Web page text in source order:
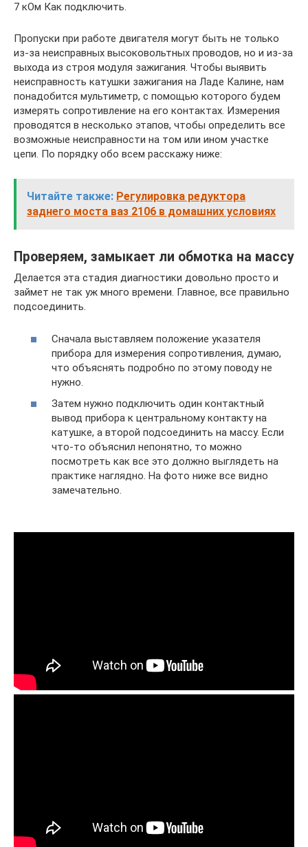
7 кОм Как подключить.
Пропуски при работе двигателя могут быть не только
из-за неисправных высоковольтных проводов, но и из-за
выхода из строя модуля зажигания. Чтобы выявить
неисправность катушки зажигания на Ладе Калине, нам
понадобится мультиметр, с помощью которого будем
измерять сопротивление на его контактах. Измерения
проводятся в несколько этапов, чтобы определить все
возможные неисправности на том или ином участке
цепи. По порядку обо всем расскажу ниже:
Читайте также: Регулировка редуктора
заднего моста ваз 2106 в домашних условиях
Проверяем, замыкает ли обмотка на массу
Делается эта стадия диагностики довольно просто и
займет не так уж много времени. Главное, все правильно
подсоединить.
Сначала выставляем положение указателя
прибора для измерения сопротивления, думаю,
что объяснять подробно по этому поводу не
нужно.
Затем нужно подключить один контактный
вывод прибора к центральному контакту на
катушке, а второй подсоединить на массу. Если
что-то объяснил непонятно, то можно
посмотреть как все это должно выглядеть на
практике наглядно. На фото ниже все видно
замечательно.